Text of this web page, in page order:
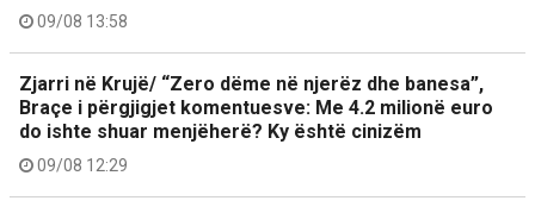
09/08 13:58
Zjarri në Krujë/ “Zero dëme në njerëz dhe banesa”,
Braçe i përgjigjet komentuesve: Me 4.2 milionë euro
do ishte shuar menjëherë? Ky është cinizëm
09/08 12:29